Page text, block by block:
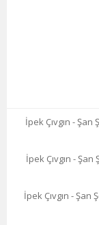
İpek Çıvgın -
İpek Çıvgın -
İpek Çıvgın -